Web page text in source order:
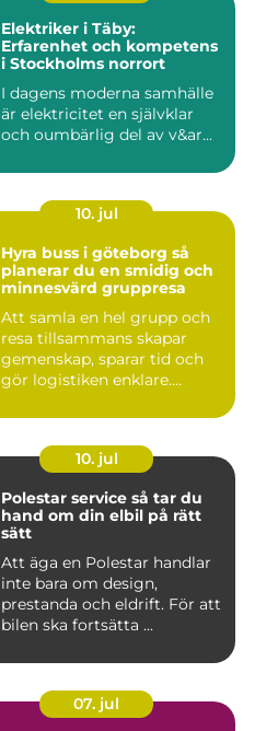
Elektriker i Täby:
Erfarenhet och kompetens
i Stockholms norrort
I dagens moderna samhälle
är elektricitet en självklar
och oumbärlig del av v&ar...
10. jul
Hyra buss i göteborg så
planerar du en smidig och
minnesvärd gruppresa
Att samla en hel grupp och
resa tillsammans skapar
gemenskap, sparar tid och
gör logistiken enklare....
10. jul
Polestar service så tar du
hand om din elbil på rätt
sätt
Att äga en Polestar handlar
inte bara om design,
prestanda och eldrift. För att
bilen ska fortsätta ...
07. jul